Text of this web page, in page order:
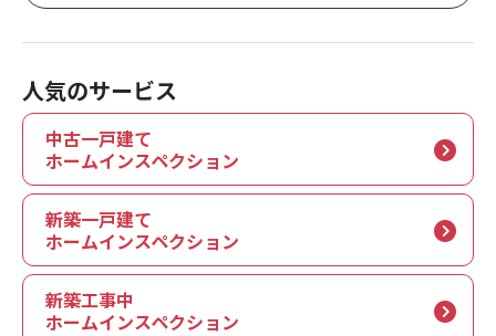
人気のサービス
中古一戸建て
ホームインスペクション
新築一戸建て
ホームインスペクション
新築工事中
ホームインスペクション